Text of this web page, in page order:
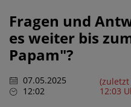
Fragen und
es weiter bis
Papam"?
07.05.2025
12:02
12:03